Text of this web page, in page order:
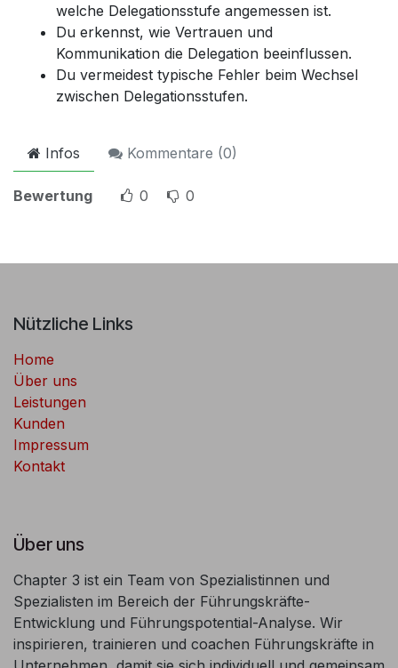
welche Delegationsstufe angemessen ist.
Du erkennst, wie Vertrauen und
Kommunikation die Delegation beeinflussen.
Du vermeidest typische Fehler beim Wechsel
zwischen Delegationsstufen.
Infos Kommentare (0)
Bewertung 0 0
Nützliche Links
Home
Über uns
Leistungen
Kunden
Impressum
Kontakt
Über uns
Chapter 3 ist ein Team von Spezialistinnen und
Spezialisten im Bereich der Führungskräfte-
Entwicklung und Führungspotential-Analyse. Wir
inspirieren, trainieren und coachen Führungskräfte in